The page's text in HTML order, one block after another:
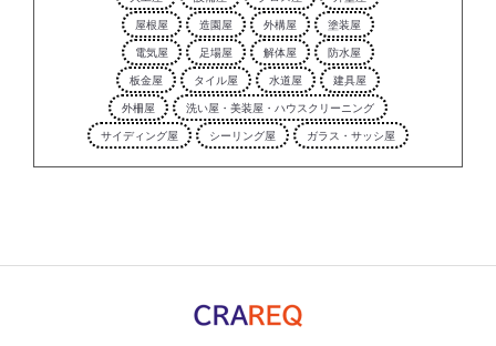
屋根屋
造園屋 外構屋
塗装屋
電気屋
足場屋 解体屋
防水屋
板金屋
タイル屋 水道屋
建具屋
外柵屋
洗い屋・美装屋・ハウスクリーニング
サイディング屋
シーリング屋 ガラス・サッシ屋